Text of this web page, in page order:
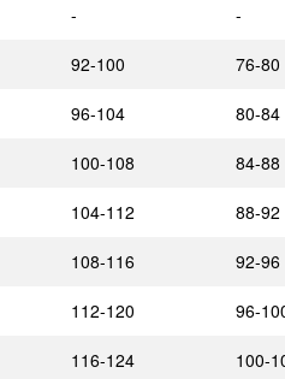
- -
92-100 76-80
96-104 80-84
100-108 84-88
104-112 88-92
108-116 92-96
112-120 96-
116-124 100-